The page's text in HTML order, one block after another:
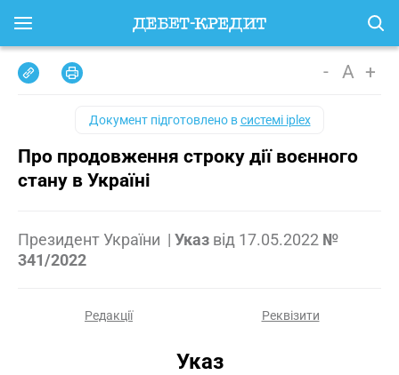
- A +
Документ підготовлено всистемі iplex
Про продовження строку дії воєнного
стану в Україні
Президент України | Указ від 17.05.2022 №
341/2022
Редакції Реквізити
Указ